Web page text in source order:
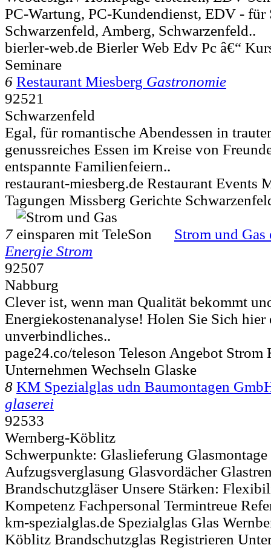
PC-Wartung, PC-Kundendienst, EDV - für
Schwarzenfeld, Amberg, Schwarzenfeld..
bierler-web.de Bierler Web Edv Pc â€“
Seminare
6 Restaurant Miesberg Gastronomie
92521
Schwarzenfeld
Egal, für romantische Abendessen in
genussreiches Essen im Kreise von
entspannte Familienfeiern..
restaurant-miesberg.de Restaurant Events
Tagungen Missberg Gerichte
7
Strom und Gas
Energie Strom
92507
Nabburg
Clever ist, wenn man Qualität bekommt
Energiekostenanalyse! Holen Sie Sich hier
unverbindliches..
page24.co/teleson Teleson Angebot Strom
Unternehmen Wechseln Glaske
8 KM Spezialglas udn Baumontagen
glaserei
92533
Wernberg-Köblitz
Schwerpunkte: Glaslieferung Glasmontage
Aufzugsverglasung Glasvordächer
Brandschutzgläser Unsere Stärken:
Kompetenz Fachpersonal Termintreue
km-spezialglas.de Spezialglas Glas
Köblitz Brandschutzglas Registrieren